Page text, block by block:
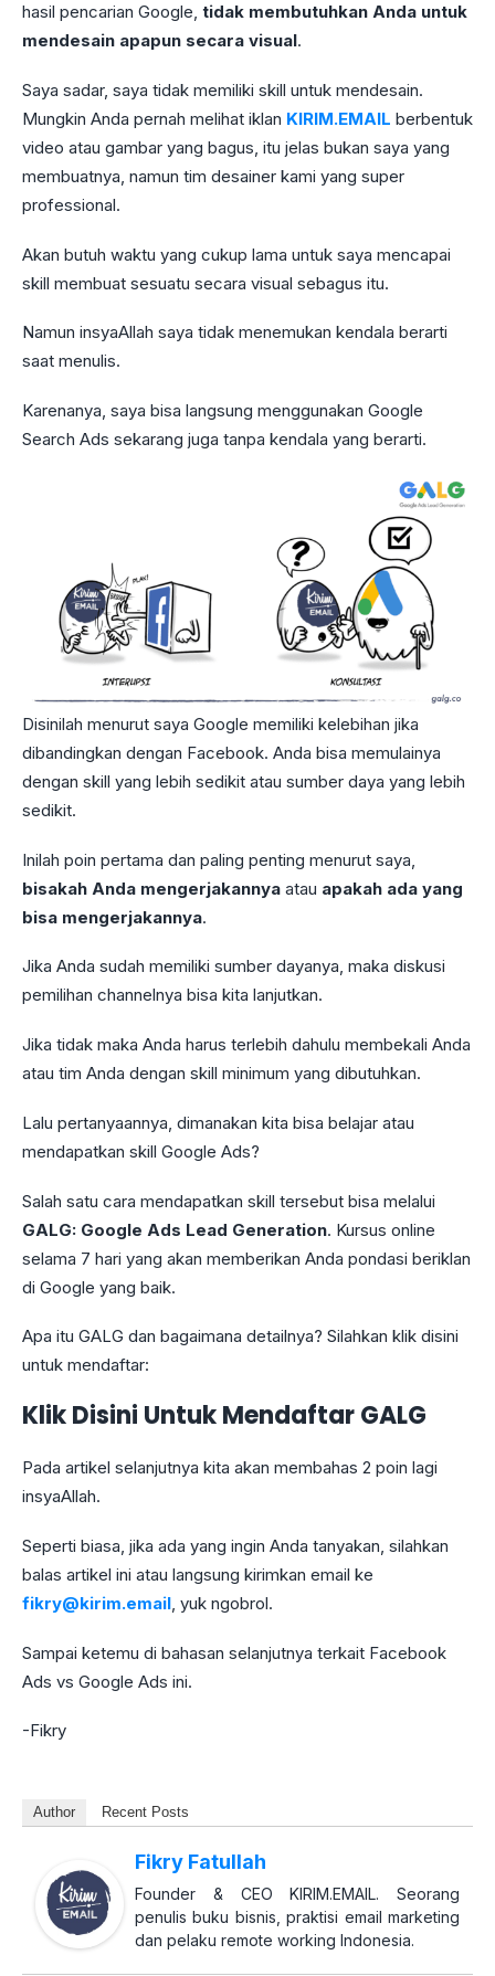
hasil pencarian Google, tidak membutuhkan Anda untuk
mendesain apapun secara visual.
Saya sadar, saya tidak memiliki skill untuk mendesain.
Mungkin Anda pernah melihat iklan KIRIM.EMAIL berbentuk
video atau gambar yang bagus, itu jelas bukan saya yang
membuatnya, namun tim desainer kami yang super
professional.
Akan butuh waktu yang cukup lama untuk saya mencapai
skill membuat sesuatu secara visual sebagus itu.
Namun insyaAllah saya tidak menemukan kendala berarti
saat menulis.
Karenanya, saya bisa langsung menggunakan Google
Search Ads sekarang juga tanpa kendala yang berarti.
Disinilah menurut saya Google memiliki kelebihan jika
dibandingkan dengan Facebook. Anda bisa memulainya
dengan skill yang lebih sedikit atau sumber daya yang lebih
sedikit.
Inilah poin pertama dan paling penting menurut saya,
bisakah Anda mengerjakannya atau apakah ada yang
bisa mengerjakannya.
Jika Anda sudah memiliki sumber dayanya, maka diskusi
pemilihan channelnya bisa kita lanjutkan.
Jika tidak maka Anda harus terlebih dahulu membekali Anda
atau tim Anda dengan skill minimum yang dibutuhkan.
Lalu pertanyaannya, dimanakan kita bisa belajar atau
mendapatkan skill Google Ads?
Salah satu cara mendapatkan skill tersebut bisa melalui
GALG: Google Ads Lead Generation. Kursus online
selama 7 hari yang akan memberikan Anda pondasi beriklan
di Google yang baik.
Apa itu GALG dan bagaimana detailnya? Silahkan klik disini
untuk mendaftar:
Klik Disini Untuk Mendaftar GALG
Pada artikel selanjutnya kita akan membahas 2 poin lagi
insyaAllah.
Seperti biasa, jika ada yang ingin Anda tanyakan, silahkan
balas artikel ini atau langsung kirimkan email ke
fikry@kirim.email , yuk ngobrol.
Sampai ketemu di bahasan selanjutnya terkait Facebook
Ads vs Google Ads ini.
-Fikry
Author Recent Posts
Fikry Fatullah
Founder & CEO KIRIM.EMAIL. Seorang
penulis buku bisnis, praktisi email marketing
dan pelaku remote working Indonesia.